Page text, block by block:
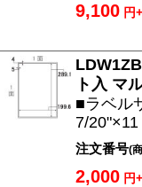
9,100 円
ト入 マ
■ラベル
7/
注文番号(
2,000 円